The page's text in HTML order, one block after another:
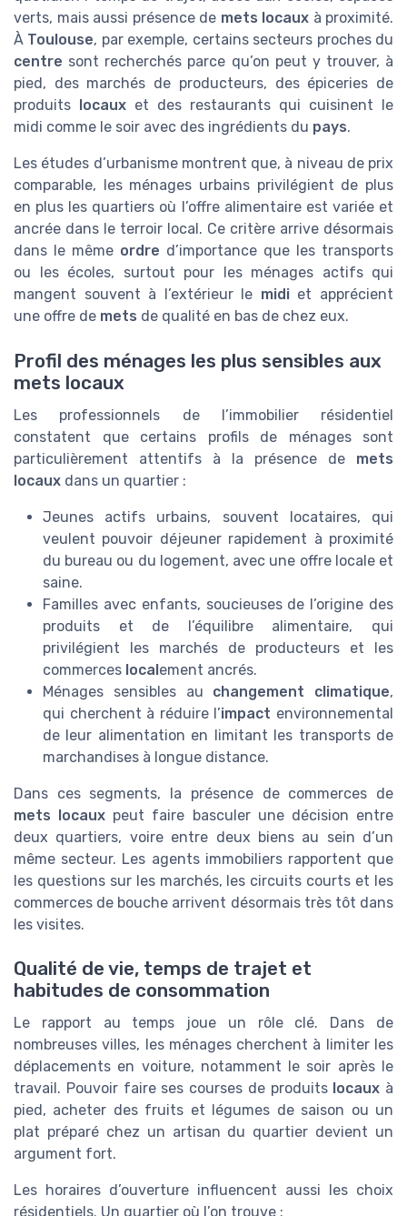
verts, mais aussi présence de mets locaux à proximité.
À Toulouse, par exemple, certains secteurs proches du
centre sont recherchés parce qu’on peut y trouver, à
pied, des marchés de producteurs, des épiceries de
produits
locaux et des restaurants qui cuisinent le
midi comme le soir avec des ingrédients du pays.
Les études d’urbanisme montrent que, à niveau de prix
comparable, les ménages urbains privilégient de plus
en plus les quartiers où l’offre alimentaire est variée et
ancrée dans le terroir local. Ce critère arrive désormais
dans le même ordre d’importance que les transports
ou les écoles, surtout pour les ménages actifs qui
mangent souvent à l’extérieur le midiet apprécient
une offre de mets de qualité en bas de chez eux.
Profil des ménages les plus sensibles aux
mets locaux
Les professionnels de l’immobilier résidentiel
constatent que certains profils de ménages sont
particulièrement attentifs à la présence de mets
locaux dans un quartier :
Jeunes actifs urbains, souvent locataires, qui
veulent pouvoir déjeuner rapidement à proximité
du bureau ou du logement, avec une offre locale et
saine.
Familles avec enfants, soucieuses de l’origine des
produits et de l’équilibre alimentaire, qui
privilégient les marchés de producteurs et les
commerces localement ancrés.
Ménages sensibles au changement climatique,
qui cherchent à réduire l’impact environnemental
de leur alimentation en limitant les transports de
marchandises à longue distance.
Dans ces segments, la présence de commerces de
mets locaux peut faire basculer une décision entre
deux quartiers, voire entre deux biens au sein d’un
même secteur. Les agents immobiliers rapportent que
les questions sur les marchés, les circuits courts et les
commerces de bouche arrivent désormais très tôt dans
les visites.
Qualité de vie, temps de trajet et
habitudes de consommation
Le rapport au temps joue un rôle clé. Dans de
nombreuses villes, les ménages cherchent à limiter les
déplacements en voiture, notamment le soir après le
travail. Pouvoir faire ses courses de produits locaux à
pied, acheter des fruits et légumes de saison ou un
plat préparé chez un artisan du quartier devient un
argument fort.
Les horaires d’ouverture influencent aussi les choix
résidentiels. Un quartier où l’on trouve :